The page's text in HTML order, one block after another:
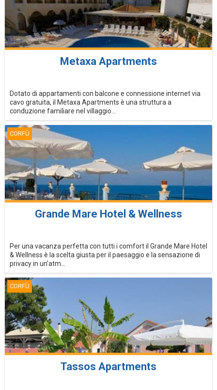
Metaxa Apartments
Dotato di appartamenti con balcone e connessione internet via
cavo gratuita, il Metaxa Apartments è una struttura a
conduzione familiare nel villaggio...
CORFÙ
Grande Mare Hotel & Wellness
Per una vacanza perfetta con tutti i comfort il Grande Mare Hotel
& Wellness è la scelta giusta per il paesaggio e la sensazione di
privacy in un'atm...
CORFÙ
Tassos Apartments